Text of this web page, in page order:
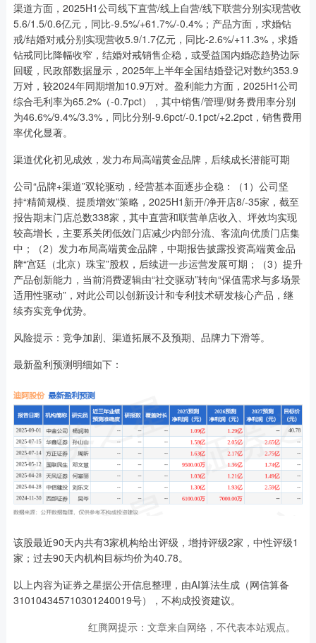
渠道方面，2025H1公司线下直营/线上自营/线下联营分别实现营收
5.6/1.5/0.6亿元，同比-9.5%/+61.7%/-0.4%；产品方面，求婚钻
戒/结婚对戒分别实现营收5.9/1.7亿元，同比-2.6%/+11.3%，求婚
钻戒同比降幅收窄，结婚对戒销售企稳，或受益国内婚恋趋势边际
回暖，民政部数据显示，2025年上半年全国结婚登记对数约353.9
万对，较2024年同期增加10.9万对。盈利能力方面，2025H1公司
综合毛利率为65.2%（-0.7pct），其中销售/管理/财务费用率分别
为46.6%/9.4%/3.3%，同比分别-9.6pct/-0.1pct/+2.2pct，销售费用
率优化显著。
渠道优化初见成效，发力布局高端黄金品牌，后续成长潜能可期
公司“品牌+渠道”双轮驱动，经营基本面逐步企稳：（1）公司坚
持“精简规模、提质增效”策略，2025H1新开/净开店8/-35家，截至
报告期末门店总数338家，其中直营和联营单店收入、坪效均实现
较高增长，主要系关闭低效门店减少内部分流、客流向优质门店集
中；（2）发力布局高端黄金品牌，中期报告披露投资高端黄金品
牌“宫廷（北京）珠宝”股权，后续进一步运营发展可期；（3）提升
产品创新能力，当前消费逻辑由“社交驱动”转向“保值需求与多场景
适用性驱动”，对此公司以创新设计和专利技术研发核心产品，继
续夯实竞争优势。
风险提示：竞争加剧、渠道拓展不及预期、品牌力下滑等。
最新盈利预测明细如下：
该股最近90天内共有3家机构给出评级，增持评级2家，中性评级1
家；过去90天内机构目标均价为40.78。
以上内容为证券之星据公开信息整理，由AI算法生成（网信算备
310104345710301240019号），不构成投资建议。
红腾网提示：文章来自网络，不代表本站观点。